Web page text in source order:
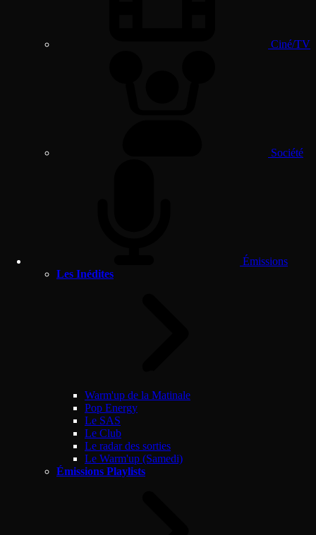
Ciné/TV
Société
Émissions
Les Inédites
Warm'up de la Matinale
Pop Energy
Le SAS
Le Club
Le radar des sorties
Le Warm'up (Samedi)
Émissions Playlists